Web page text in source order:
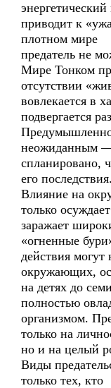
приводит к
плотном мире
предатель не
Мире Тонком
отсутствии
вовлекается в
подвергается
неожиданным —
спланировано,
его последствия.
Влияние на
только
заражает
«огненные
действия могут
окружающих,
на детях до
полностью
организмом.
только на
но и на целый
Виды
только тех, кто